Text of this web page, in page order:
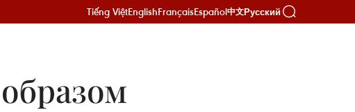
Tiếng ViệtEnglishFrançaisEspañol中文Русский